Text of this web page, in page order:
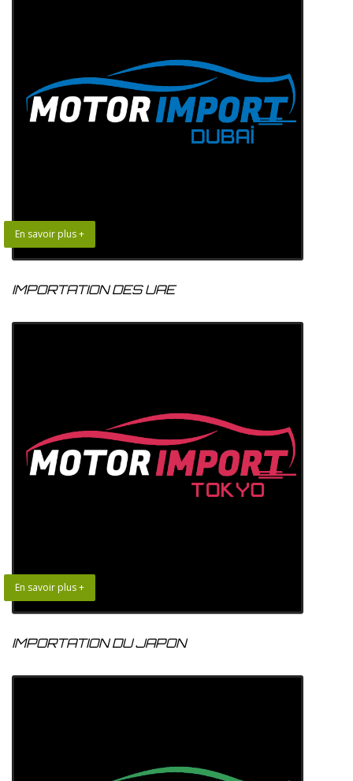
En savoir plus +
IMPORTATION DES UAE
En savoir plus +
IMPORTATION DU JAPON